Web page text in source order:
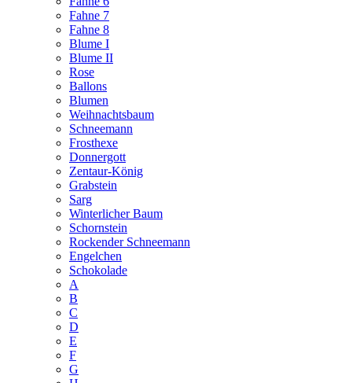
Fahne 7
Fahne 8
Blume I
Blume II
Rose
Ballons
Blumen
Weihnachtsbaum
Schneemann
Frosthexe
Donnergott
Zentaur-König
Grabstein
Sarg
Winterlicher Baum
Schornstein
Rockender Schneemann
Engelchen
Schokolade
A
B
C
D
E
F
G